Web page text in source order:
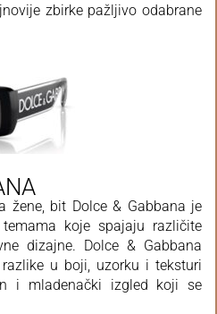
zbirke pažljivo odabrane
žene, bit Dolce & Gabbana je
koje spajaju različite
dizajne. Dolce & Gabbana
u boji, uzorku i teksturi
i mladenački izgled koji se